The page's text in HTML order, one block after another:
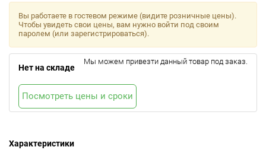
Характеристики
Вы работаете в гостевом режиме (видите розничные цены).
Чтобы увидеть свои цены, вам нужно войти под своим
паролем (или зарегистрироваться).
Нет на складе
Мы можем привезти данный товар под заказ.
Посмотреть цены и сроки